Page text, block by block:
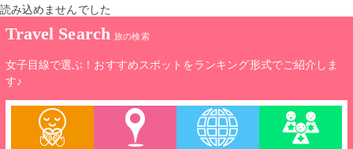
読み込めませんでした
Travel Search 旅の検索
女子目線で選ぶ！おすすめスポットをランキング形式でご紹介しま
す♪